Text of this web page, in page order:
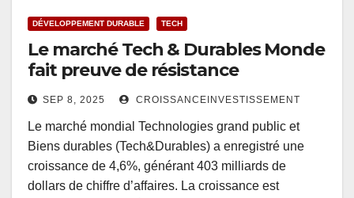
DÉVELOPPEMENT DURABLE TECH
Le marché Tech & Durables Monde
fait preuve de résistance
SEP 8, 2025 CROISSANCEINVESTISSEMENT
Le marché mondial Technologies grand public et
Biens durables (Tech&Durables) a enregistré une
croissance de 4,6%, générant 403 milliards de
dollars de chiffre d’affaires. La croissance est